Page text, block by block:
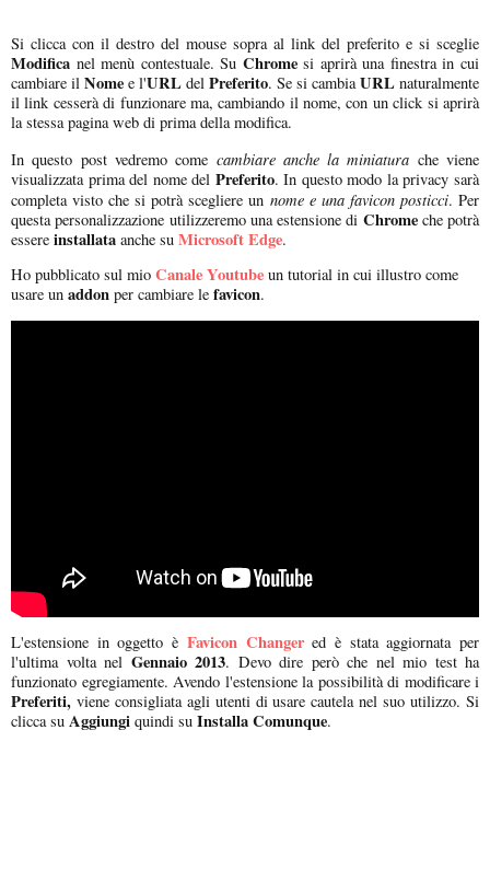
Si clicca con il destro del mouse sopra al link del preferito e si sceglie
Modifica nel menù contestuale. Su Chromesi aprirà una finestra in cui
cambiare il Nome e l'URL del Preferito. Se si cambiaURL naturalmente
il link cesserà di funzionare ma, cambiando il nome, con un click si aprirà
la stessa pagina web di prima della modifica.
In questo post vedremo come cambiare anche la miniatura che viene
visualizzata prima del nome del Preferito. In questo modo la privacy sarà
completa visto che si potrà scegliere un nome e una favicon posticci. Per
questa personalizzazione utilizzeremo una estensione di Chromeche potrà
essere installata anche su Microsoft Edge.
Ho pubblicato sul mio Canale Youtube un tutorial in cui illustro come
usare un addon per cambiare le favicon.
L'estensione in oggetto è Favicon Changered è stata aggiornata per
l'ultima volta nel Gennaio 2013. Devo dire però che nel mio test ha
funzionato egregiamente. Avendo l'estensione la possibilità di modificare i
Preferiti, viene consigliata agli utenti di usare cautela nel suo utilizzo. Si
clicca su Aggiungi quindi su Installa Comunque.